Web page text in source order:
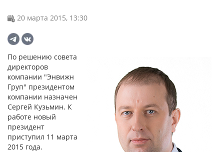
20 марта 2015, 13:30
По решению совета
директоров
компании "Энвижн
Груп" президентом
компании назначен
Сергей Кузьмин. К
работе новый
президент
приступил 11 марта
2015 года.